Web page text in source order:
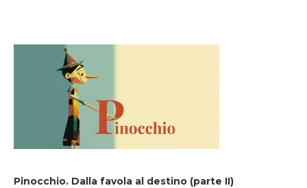
Pinocchio. Dalla favola al destino (parte II)